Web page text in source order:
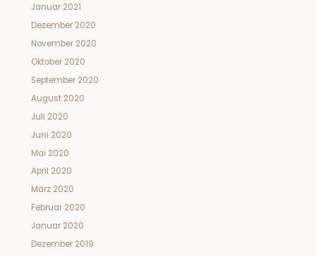
Januar 2021
Dezember 2020
November 2020
Oktober 2020
September 2020
August 2020
Juli 2020
Juni 2020
Mai 2020
April 2020
März 2020
Februar 2020
Januar 2020
Dezember 2019